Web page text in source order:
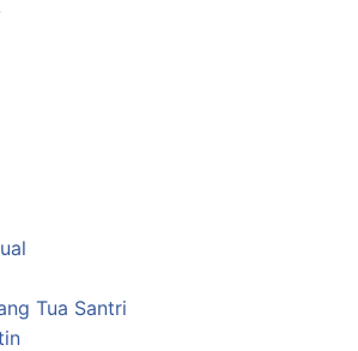
Tua Santri